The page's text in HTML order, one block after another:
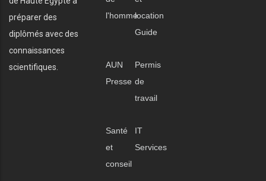
préparer des
diplômés avec des
connaissances
scientifiques.
l'hommelocation
Guide
AUN
Presse
Permis
de
travail
Santé
et
conseil
IT
Services